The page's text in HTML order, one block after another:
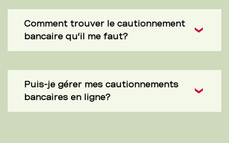
Comment trouver le cautionnement
bancaire qu’il me faut?
Puis-je gérer mes cautionnements
bancaires en ligne?